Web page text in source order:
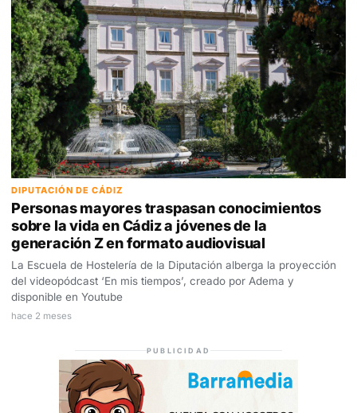
DIPUTACIÓN DE CÁDIZ
Personas mayores traspasan conocimientos
sobre la vida en Cádiz a jóvenes de la
generación Z en formato audiovisual
La Escuela de Hostelería de la Diputación alberga la proyección
del videopódcast ‘En mis tiempos’, creado por Adema y
disponible en Youtube
hace 2 meses
PUBLICIDAD